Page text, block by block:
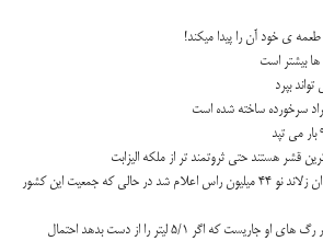
26- در سال 1380 تعداد گوسفندان زلاند نو 44 ميليون راس اعلام شد در حالي که جمعيت اين کشور
27- يک انسان بالغ 5 ليتر خون در رگ هاي او جاريست که اگر 5/1 ليتر را از دست بدهد احتمال